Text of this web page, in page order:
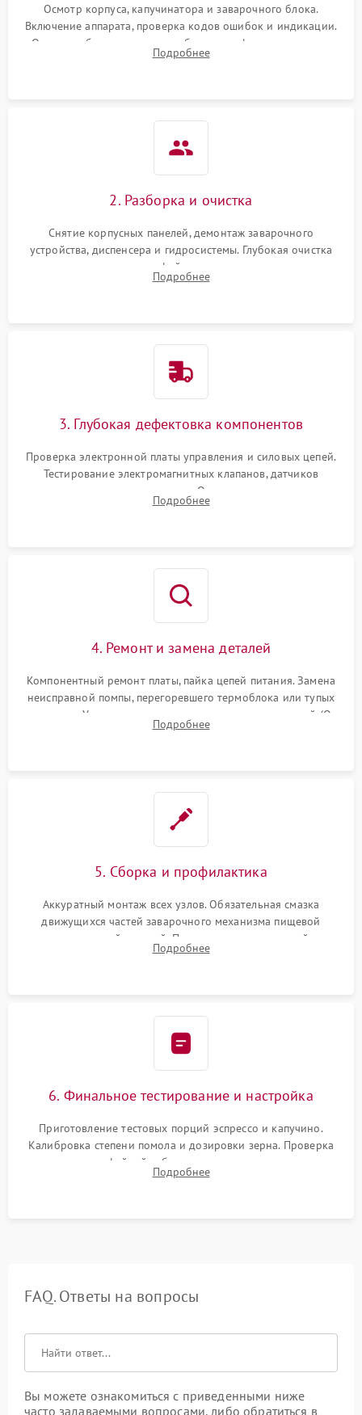
Осмотр корпуса, капучинатора и заварочного блока.
Включение аппарата, проверка кодов ошибок и индикации.
Оценка работы помпы, термоблока и кофемолки на слух.
Измерение температуры и давления воды для выявления
Подробнее
2. Разборка и очистка
Снятие корпусных панелей, демонтаж заварочного
устройства, диспенсера и гидросистемы. Глубокая очистка
внутренних узлов от кофейных масел, жмыха и накипи.
Промывка дренажных каналов и фильтров с использованием
Подробнее
3. Глубокая дефектовка компонентов
Проверка электронной платы управления и силовых цепей.
Тестирование электромагнитных клапанов, датчиков
температуры и расходомера. Оценка степени износа
жерновов кофемолки, уплотнительных колец гидросистемы
Подробнее
4. Ремонт и замена деталей
Компонентный ремонт платы, пайка цепей питания. Замена
неисправной помпы, перегоревшего термоблока или тупых
жерновов. Установка новых силиконовых уплотнителей (O-
ring) и тефлоновых трубок для надежного устранения
Подробнее
5. Сборка и профилактика
Аккуратный монтаж всех узлов. Обязательная смазка
движущихся частей заварочного механизма пищевой
силиконовой смазкой. Проведение программной
декальцинации и очистки системы от кофейных масел.
Подробнее
6. Финальное тестирование и настройка
Приготовление тестовых порций эспрессо и капучино.
Калибровка степени помола и дозировки зерна. Проверка
плотности кофейной таблетки, температуры напитка и
качества молочной пены. Контроль отсутствия посторонних
Подробнее
FAQ. Ответы на вопросы
Вы можете ознакомиться с приведенными ниже
часто задаваемыми вопросами, либо обратиться в